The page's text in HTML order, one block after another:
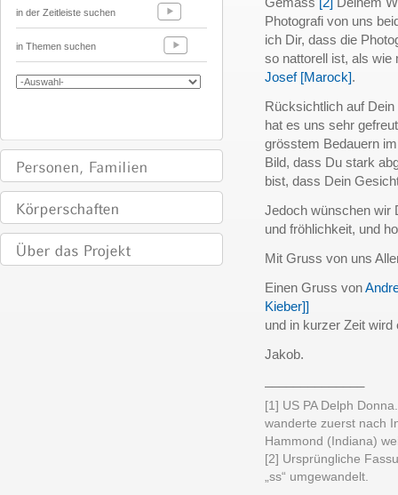
in der Zeitleiste suchen
in Themen suchen
Photografi von uns
ich Dir, dass die
so nattorell ist, als wie
Josef [Marock].
Rücksichtlich auf
hat es uns sehr
grösstem Bedauern
Bild, dass Du stark
bist, dass Dein
Jedoch wünschen wir
und fröhlichkeit, und
Mit Gruss von uns
Einen Gruss von
Kieber]]
und in kurzer Zeit wird
Jakob.
[1] US PA Delph
wanderte zuerst nach
Hammond (Indiana)
[2] Ursprüngliche
„ss“ umgewandelt.